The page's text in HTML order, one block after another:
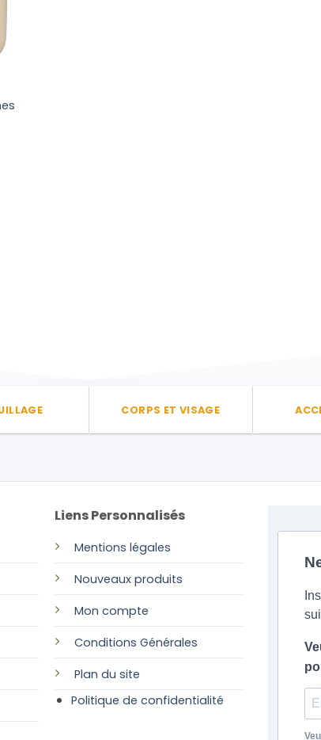
CORPS ET VISAGE
Liens Personnalisés
Mentions légales
Nouveaux produits
Mon compte
Conditions Générales
Plan du site
Politique de confidentialité